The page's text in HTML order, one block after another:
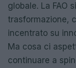
globale. La FAO
trasformazione,
incentrato su
Ma cosa ci
continuare a